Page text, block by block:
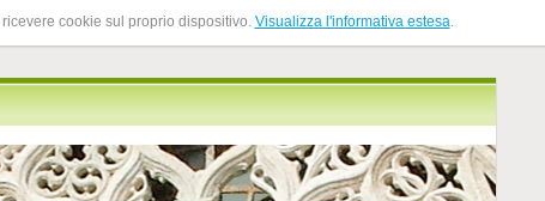
cookie sul proprio dispositivo. Visualizza l'informativa estesa.